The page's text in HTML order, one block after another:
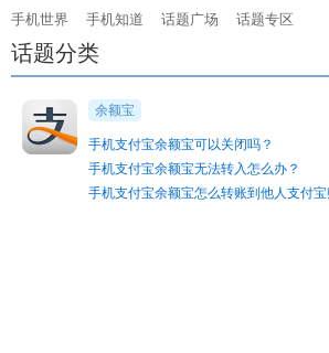
手机世界 手机知道 话题广场 话题专区
话题分类
余额宝
手机支付宝余额宝可以关闭吗？
手机支付宝余额宝无法转入怎么办？
手机支付宝余额宝怎么转账到他人支付宝